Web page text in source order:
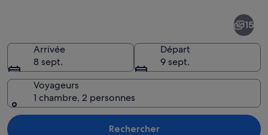
Un restaurant situé sur la côte, avec
15
Arrivée
8 sept.
Départ
9 sept.
Voyageurs
1 chambre, 2 personnes
Rechercher